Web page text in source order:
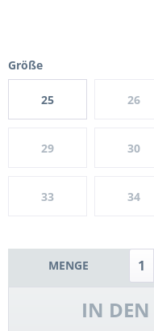
Größe
25 26
29 30
33 34
MENGE
IN DEN